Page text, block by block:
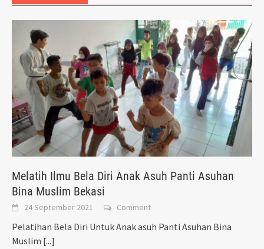
Melatih Ilmu Bela Diri Anak Asuh Panti Asuhan
Bina Muslim Bekasi
24 September 2021 Comment
Pelatihan Bela Diri Untuk Anak asuh Panti Asuhan Bina
Muslim [...]